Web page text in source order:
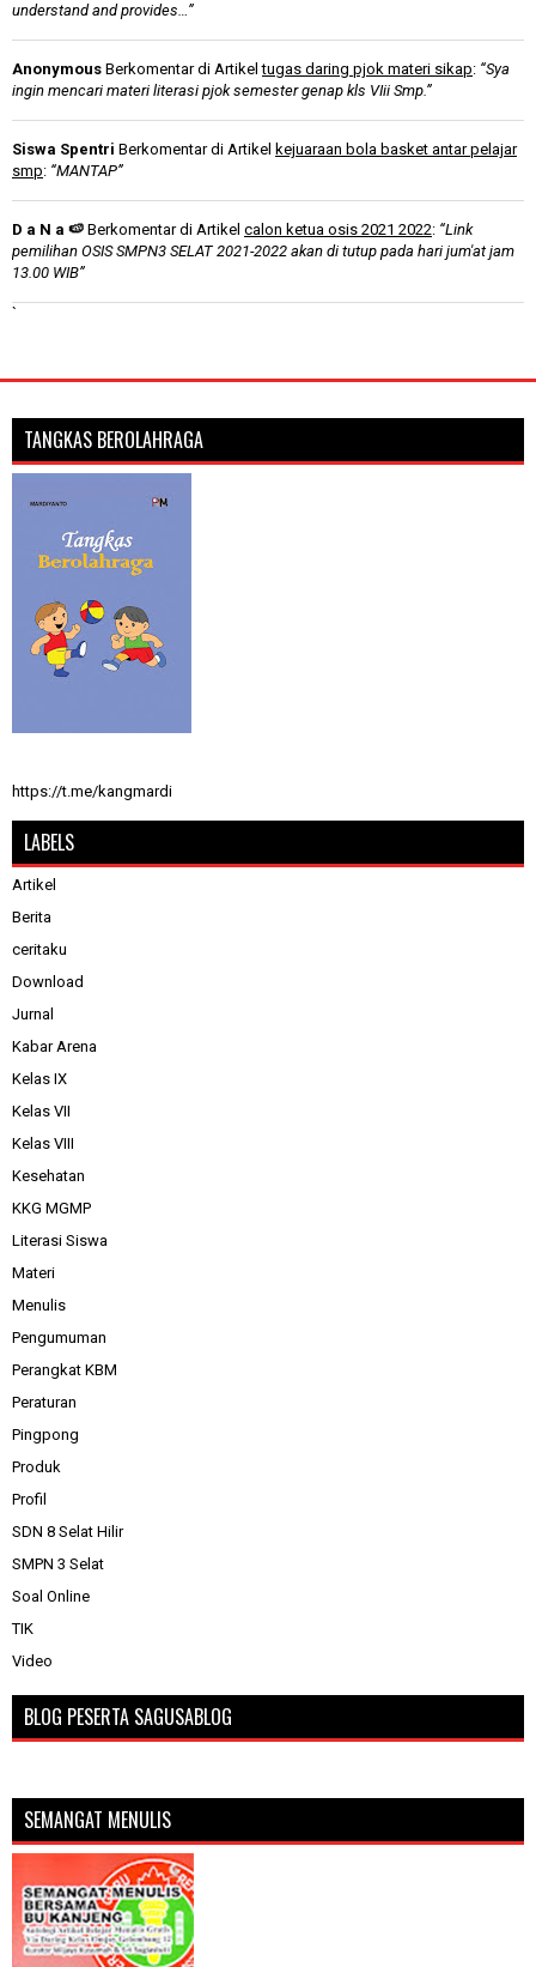
understand and provides…”
Anonymous Berkomentar di Artikeltugas daring pjok materi sikap: “Sya
ingin mencari materi literasi pjok semester genap kls VIii Smp.”
Siswa Spentri Berkomentar di Artikel kejuaraan bola basket antar pelajar
smp: “MANTAP”
D a N a 🍉 Berkomentar di Artikel calon ketua osis 2021 2022: “Link
pemilihan OSIS SMPN3 SELAT 2021-2022 akan di tutup pada hari jum'at jam
13.00 WIB”
`
TANGKAS BEROLAHRAGA
https://t.me/kangmardi
LABELS
Artikel
Berita
ceritaku
Download
Jurnal
Kabar Arena
Kelas IX
Kelas VII
Kelas VIII
Kesehatan
KKG MGMP
Literasi Siswa
Materi
Menulis
Pengumuman
Perangkat KBM
Peraturan
Pingpong
Produk
Profil
SDN 8 Selat Hilir
SMPN 3 Selat
Soal Online
TIK
Video
BLOG PESERTA SAGUSABLOG
SEMANGAT MENULIS